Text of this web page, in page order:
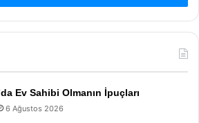
Ev Sahibi Olmanın İpuçları
6 Ağustos 2026